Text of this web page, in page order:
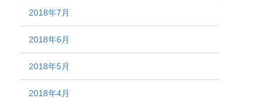
2018年7月
2018年6月
2018年5月
2018年4月